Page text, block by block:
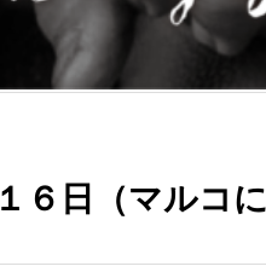
６日（マルコ